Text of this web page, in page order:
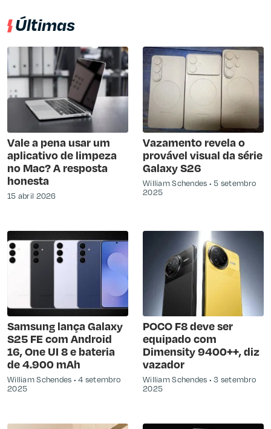
Últimas
Vale a pena usar um
aplicativo de limpeza
no Mac? A resposta
honesta
15 abril 2026
Vazamento revela o
provável visual da série
Galaxy S26
William Schendes
5 setembro
2025
Samsung lança Galaxy
S25 FE com Android
16, One UI 8 e bateria
de 4.900 mAh
William Schendes
4 setembro
2025
POCO F8 deve ser
equipado com
Dimensity 9400++, diz
vazador
William Schendes
3 setembro
2025